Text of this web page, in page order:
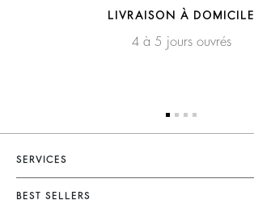
LIVRAISON À DOMICILE
4 à 5 jours ouvrés
SERVICES
Service Client
BEST SELLERS